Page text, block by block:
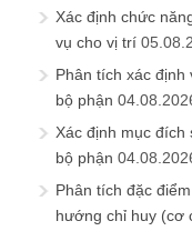
Xác định chức
vụ cho vị trí
Phân tích xác định
bộ phận
Xác định mục đích
bộ phận
Phân tích đặc
hướng chỉ huy (cơ